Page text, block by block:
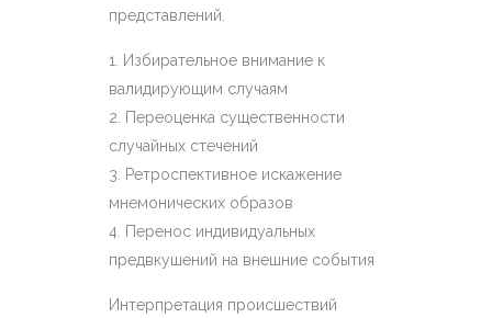
представлений.
Избирательное внимание к
валидирующим случаям
Переоценка существенности
случайных стечений
Ретроспективное искажение
мнемонических образов
Перенос индивидуальных
предвкушений на внешние события
Интерпретация происшествий